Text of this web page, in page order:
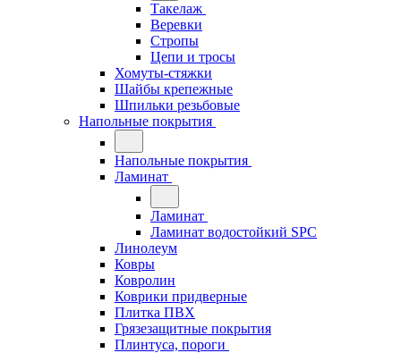
Такелаж
Веревки
Стропы
Цепи и тросы
Хомуты-стяжки
Шайбы крепежные
Шпильки резьбовые
Напольные покрытия
Напольные покрытия
Ламинат
Ламинат
Ламинат водостойкий SPC
Линолеум
Ковры
Ковролин
Коврики придверные
Плитка ПВХ
Грязезащитные покрытия
Плинтуса, пороги